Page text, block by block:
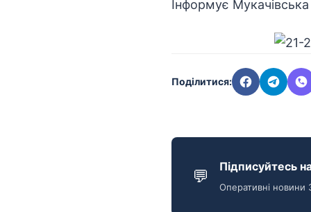
Інформує
Поділитися:
💬 Підписуйтесь
Оперативні новини